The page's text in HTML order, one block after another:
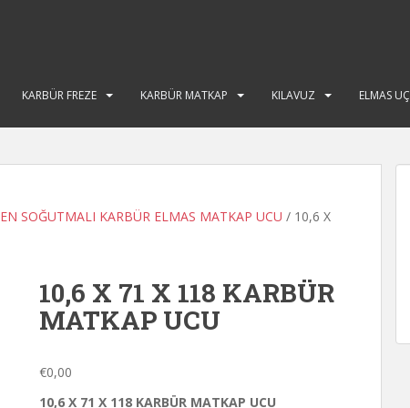
KARBÜR FREZE KARBÜR MATKAP KILAVUZ ELMAS UÇ
SOĞUTMALI KARBÜR ELMAS MATKAP UCU / 10,6 X
10,6 X 71 X 118 KARBÜR
MATKAP UCU
€0,00
10,6 X 71 X 118 KARBÜR MATKAP UCU